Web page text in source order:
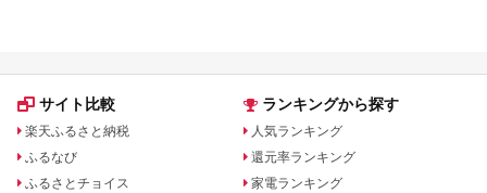
サイト比較
楽天ふるさと納税
ふるなび
ふるさとチョイス
ランキングから探す
人気ランキング
還元率ランキング
家電ランキング